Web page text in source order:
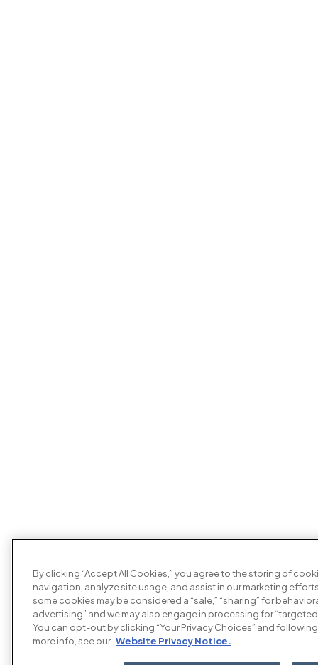
By clicking “Accept All Cookies,” you agree to the storing of
navigation, analyze site usage, and assist in our marketing
some cookies may be considered a “sale,” “sharing” for
advertising” and we may also engage in processing for
You can opt-out by clicking “Your Privacy Choices” and
more info, see our Website Privacy Notice.